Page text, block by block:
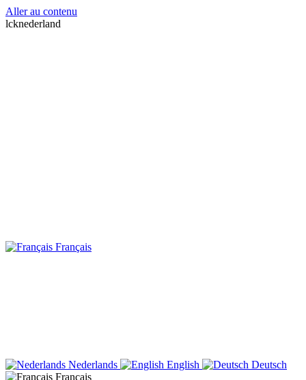
Aller au contenu
lcknederland
Français
Nederlands English
Deutsch
Français